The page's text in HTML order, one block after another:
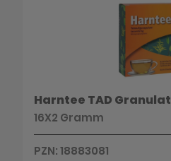
Harntee TAD Granulat
16X2 Gramm
PZN: 18883081